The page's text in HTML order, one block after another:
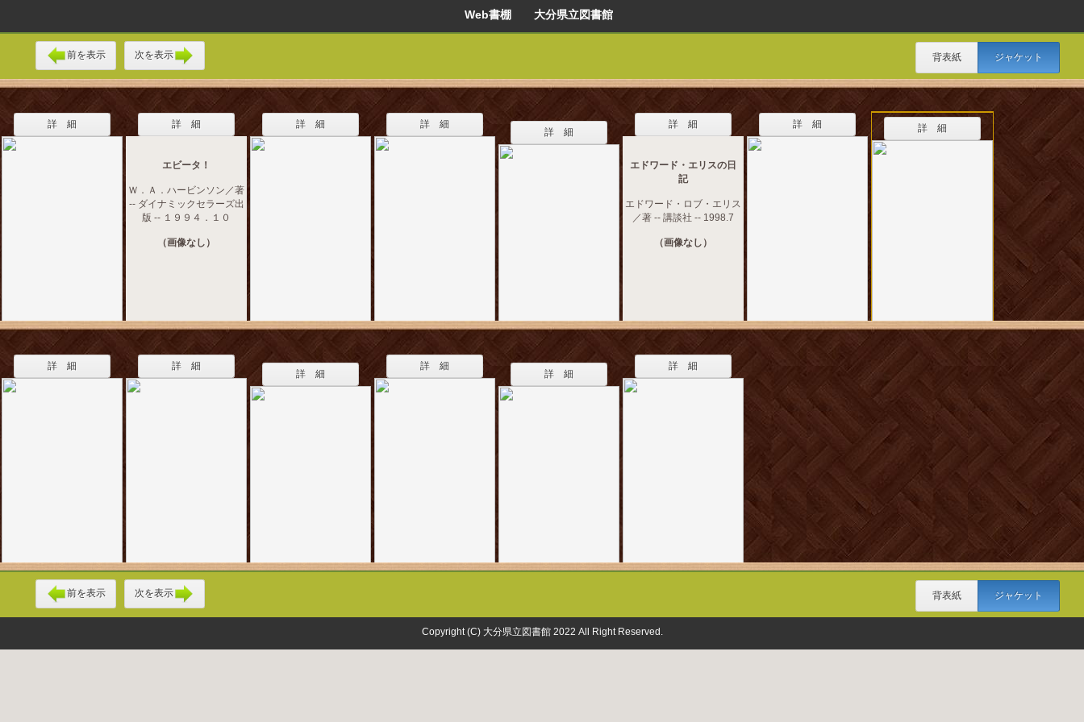
Web書棚 大分県立図書館
前を表示 次を表示 背表紙 ジャケット
詳 細 詳 細
エビータ！
Ｗ．Ａ．ハービンソン／著
-- ダイナミックセラーズ出
版 -- １９９４．１０
（画像なし）
詳 細 詳 細
詳 細
詳 細
エドワード・エリスの日
記
エドワード・ロブ・エリス
／著 -- 講談社 -- 1998.7
（画像なし）
詳 細 詳 細
詳 細 詳 細
詳 細
詳 細
詳 細
詳 細
前を表示 次を表示 背表紙 ジャケット
Copyright (C) 大分県立図書館 2022 All Right Reserved.